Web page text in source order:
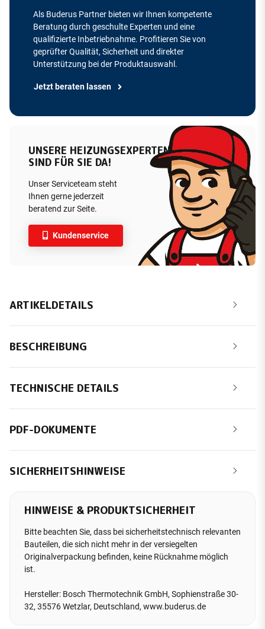
Als Buderus Partner bieten wir Ihnen kompetente
Beratung durch geschulte Experten und eine
qualifizierte Inbetriebnahme. Profitieren Sie von
geprüfter Qualität, Sicherheit und direkter
Unterstützung bei der Produktauswahl.
Jetzt beraten lassen
UNSERE HEIZUNGSEXPERTEN
SIND FÜR SIE DA!
Unser Serviceteam steht
Ihnen gerne jederzeit
beratend zur Seite.
Kundenservice
ARTIKELDETAILS
BESCHREIBUNG
TECHNISCHE DETAILS
PDF-DOKUMENTE
SICHERHEITSHINWEISE
HINWEISE & PRODUKTSICHERHEIT
Bitte beachten Sie, dass bei sicherheitstechnisch relevanten
Bauteilen, die sich nicht mehr in der versiegelten
Originalverpackung befinden, keine Rücknahme möglich
ist.
Hersteller: Bosch Thermotechnik GmbH, Sophienstraße 30-
32, 35576 Wetzlar, Deutschland, www.buderus.de